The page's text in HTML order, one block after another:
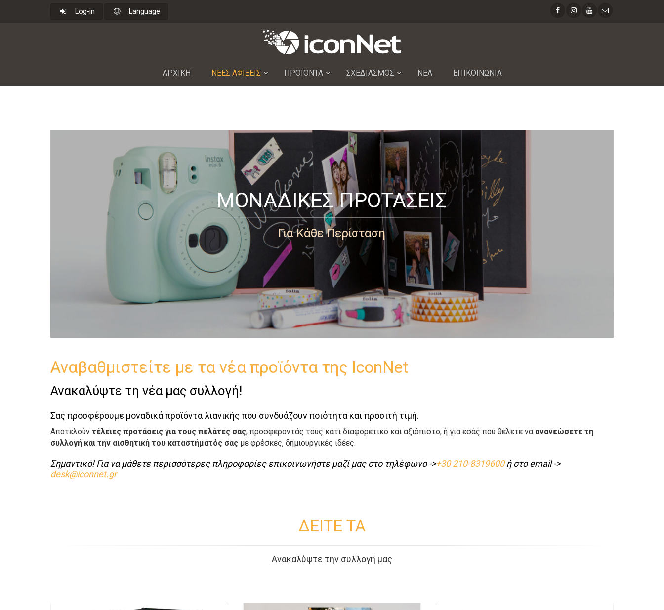
Log-in Language
ΑΡΧΙΚΗ NΕΕΣ ΑΦΙΞΕΙΣ ΠΡΟΪΟΝΤΑ ΣΧΕΔΙΑΣΜΟΣ ΝΕΑ ΕΠΙΚΟΙΝΩΝΙΑ
ΜΟΝΑΔΙΚΕΣ ΠΡΟΤΑΣΕΙΣ
Για Κάθε Περίσταση
Αναβαθμιστείτε με τα νέα προϊόντα της IconNet
Ανακαλύψτε τη νέα μας συλλογή!
Σας προσφέρουμε μοναδικά προϊόντα λιανικής που συνδυάζουν ποιότητα και προσιτή τιμή.
Αποτελούν τέλειες προτάσεις για τους πελάτες σας, προσφέροντάς τους κάτι διαφορετικό και αξιόπιστο, ή για εσάς που θέλετε να ανανεώσετε τη
συλλογή και την αισθητική του καταστήματός σας με φρέσκες, δημιουργικές ιδέες.
Σημαντικό! Για να μάθετε περισσότερες πληροφορίες επικοινωνήστε μαζί μας στο τηλέφωνο ->+30 210-8319600ή στο email ->
desk@iconnet.gr
ΔΕΙΤΕ ΤΑ
Ανακαλύψτε την συλλογή μας